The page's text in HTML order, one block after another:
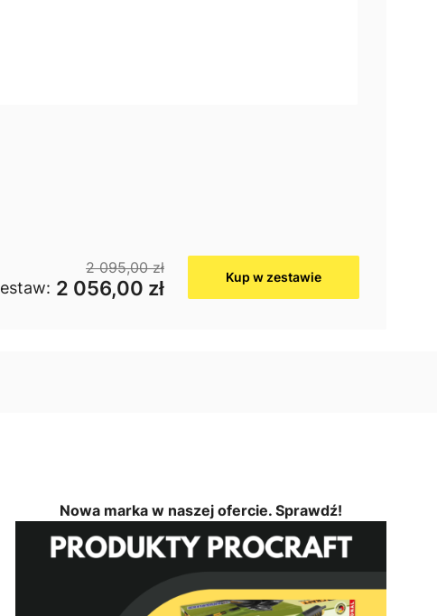
2 095,00 zł
2 056,00 zł Kup w zestawie
Nowa marka w naszej ofercie. Sprawdź!